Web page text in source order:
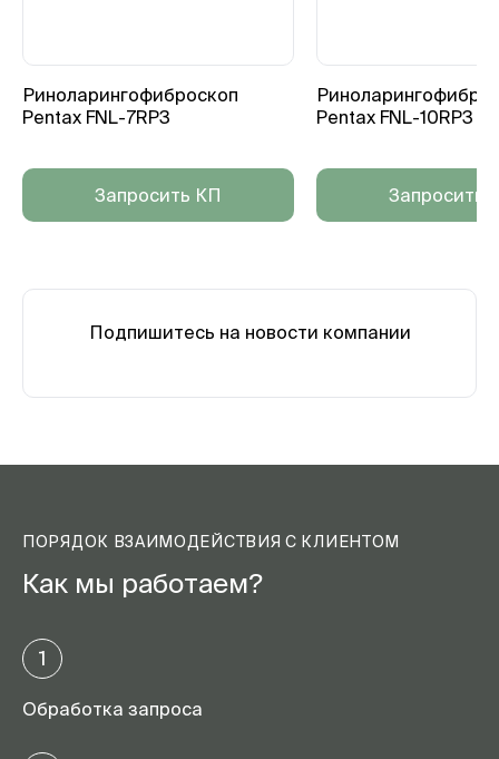
Риноларингофиброскоп
Pentax FNL-7RP3
Запросить КП
Pentax FNL-10RP3
Запросить
Подпишитесь на новости компании
ПОРЯДОК ВЗАИМОДЕЙСТВИЯ С КЛИЕНТОМ
Как мы работаем?
1
Обработка запроса